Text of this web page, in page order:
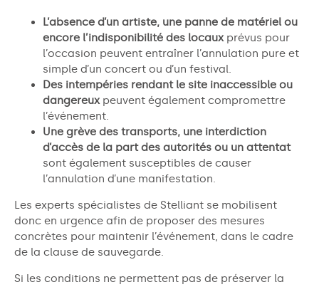
L’absence d’un artiste, une panne de matériel ou
encore l’indisponibilité des locauxprévus pour
l’occasion peuvent entraîner l’annulation pure et
simple d’un concert ou d’un festival.
Des intempéries rendant le site inaccessible ou
dangereuxpeuvent également compromettre
l’événement.
Une grève des transports, une interdiction
d’accès de la part des autorités ou un attentat
sont également susceptibles de causer
l’annulation d’une manifestation.
Les experts spécialistes de Stelliant se mobilisent
donc en urgence afin de proposer des mesures
concrètes pour maintenir l’événement, dans le cadre
de la clause de sauvegarde.
Si les conditions ne permettent pas de préserver la